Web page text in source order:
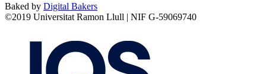
Baked by Digital Bakers
©2019 Universitat Ramon Llull | NIF G-59069740